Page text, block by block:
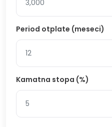
Period otplate (meseci)
Kamatna stopa (%)